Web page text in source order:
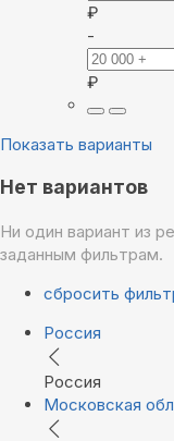
₽
-
₽
Показать варианты
Нет вариантов
Ни один вариант из
заданным фильтрам.
сбросить
Россия
Россия
Московская